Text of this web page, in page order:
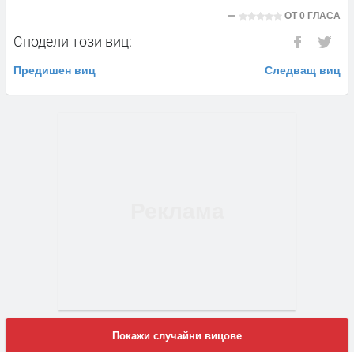
ОТ0 ГЛАСА
Сподели този виц:
Предишен виц Следващ виц
Покажи случайни вицове